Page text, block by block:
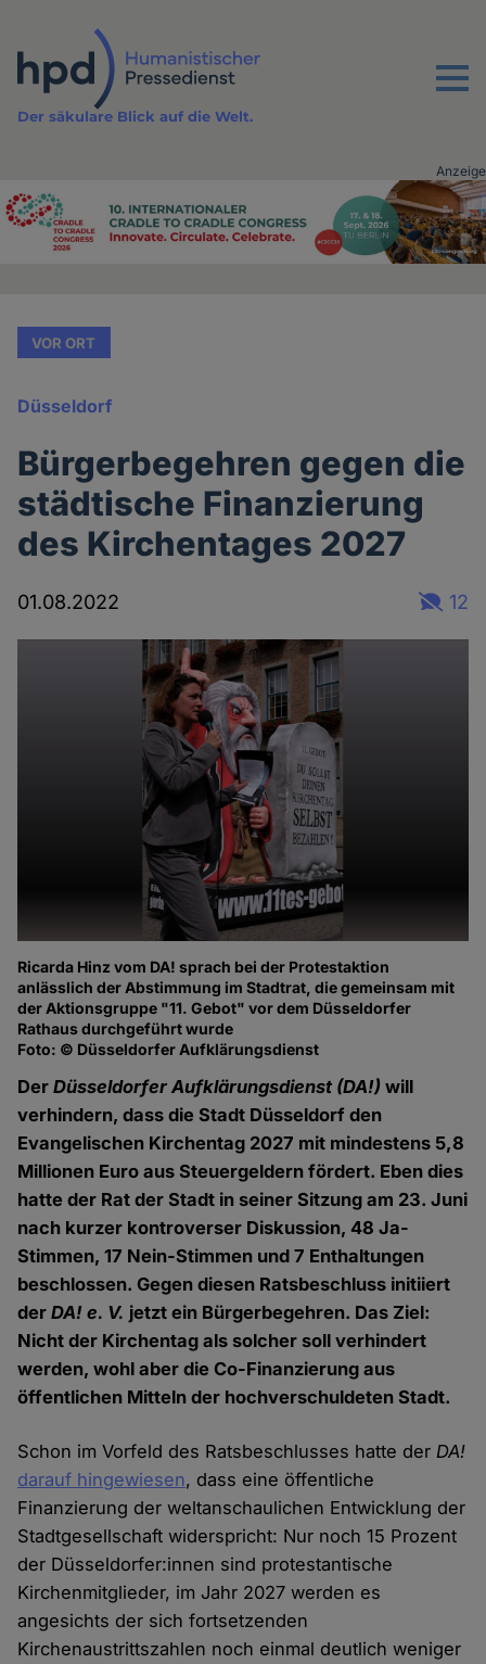
Inhalt
Menu
Der säkulare Blick auf die Welt.
Advertising
Anzeige
VOR ORT
Düsseldorf
Bürgerbegehren gegen die
städtische Finanzierung
des Kirchentages 2027
01.08.2022 12
Ricarda Hinz vom DA! sprach bei der Protestaktion
anlässlich der Abstimmung im Stadtrat, die gemeinsam mit
der Aktionsgruppe "11. Gebot" vor dem Düsseldorfer
Rathaus durchgeführt wurde
Foto: © Düsseldorfer Aufklärungsdienst
DerDüsseldorfer Aufklärungsdienst (DA!) will
verhindern, dass die Stadt Düsseldorf den
Evangelischen Kirchentag 2027 mit mindestens 5,8
Millionen Euro aus Steuergeldern fördert. Eben dies
hatte der Rat der Stadt in seiner Sitzung am 23. Juni
nach kurzer kontroverser Diskussion, 48 Ja-
Stimmen, 17 Nein-Stimmen und 7 Enthaltungen
beschlossen. Gegen diesen Ratsbeschluss initiiert
derDA! e. V. jetzt ein Bürgerbegehren. Das Ziel:
Nicht der Kirchentag als solcher soll verhindert
werden, wohl aber die Co-Finanzierung aus
öffentlichen Mitteln der hochverschuldeten Stadt.
Schon im Vorfeld des Ratsbeschlusses hatte derDA!
darauf hingewiesen, dass eine öffentliche
Finanzierung der weltanschaulichen Entwicklung der
Stadtgesellschaft widerspricht: Nur noch 15 Prozent
der Düsseldorfer:innen sind protestantische
Kirchenmitglieder, im Jahr 2027 werden es
angesichts der sich fortsetzenden
Kirchenaustrittszahlen noch einmal deutlich weniger